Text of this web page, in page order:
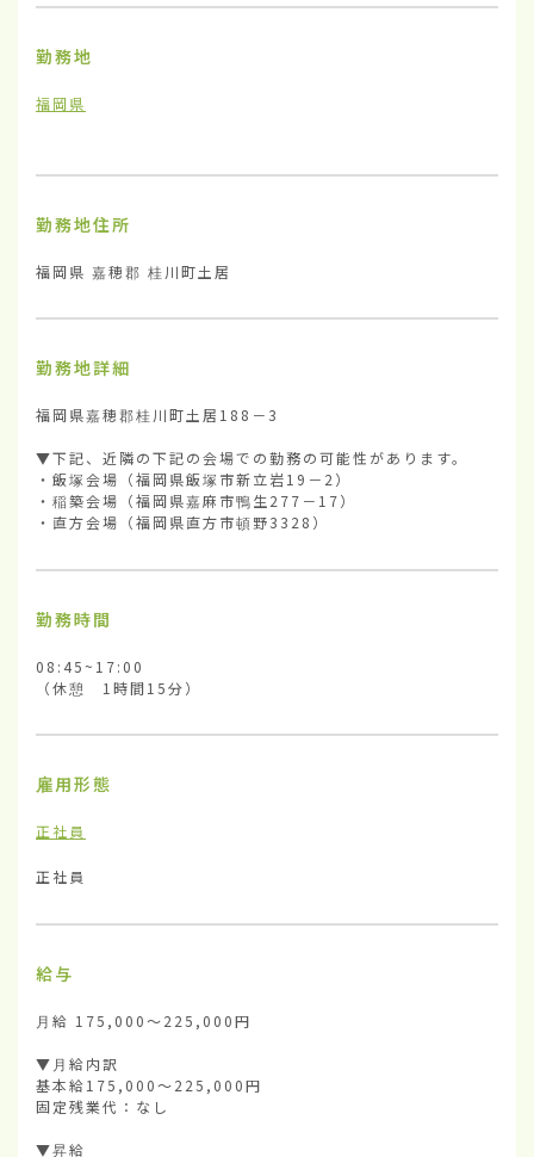
勤務地
福岡県
勤務地住所
福岡県 嘉穂郡 桂川町土居
勤務地詳細
福岡県嘉穂郡桂川町土居188－3
▼下記、近隣の下記の会場での勤務の可能性があります。
・飯塚会場（福岡県飯塚市新立岩19－2）
・稲築会場（福岡県嘉麻市鴨生277－17）
・直方会場（福岡県直方市頓野3328）
勤務時間
08:45~17:00
（休憩　1時間15分）
雇用形態
正社員
正社員
給与
月給 175,000～225,000円
▼月給内訳
基本給175,000～225,000円
固定残業代：なし
▼昇給